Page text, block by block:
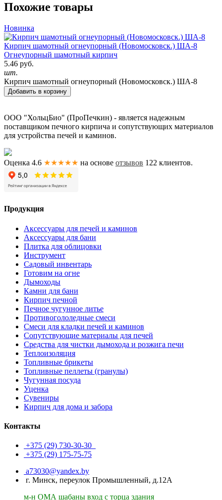
Похожие товары
Новинка
Кирпич шамотный огнеупорный (Новомосковск.) ША-8
Огнеупорный шамотный кирпич
5.46 руб.
шт.
Кирпич шамотный огнеупорный (Новомосковск.) ША-8
Добавить в корзину
ООО "ХольцБио" (ПроПечкин) - является надежным
поставщиком печного кирпича и сопутствующих материалов
для устройства печей и каминов.
Оценка 4.6 ★★★★★ на основе отзывов 122 клиентов.
Продукция
Аксессуары для печей и каминов
Аксессуары для бани
Плитка для облицовки
Инструмент
Садовый инвентарь
Готовим на огне
Дымоходы
Камни для бани
Кирпич печной
Печное чугунное литье
Противогололедные смеси
Смеси для кладки печей и каминов
Сопутствующие материалы для печей
Средства для чистки дымохода и розжига печи
Теплоизоляция
Топливные брикеты
Топливные пеллеты (гранулы)
Чугунная посуда
Уценка
Сувениры
Кирпич для дома и забора
Контакты
+375 (29) 730-30-30
+375 (29) 175-75-75
a73030@yandex.by
г. Минск, переулок Промышленный, д.12А
м-н ОМА шабаны вход с торца здания